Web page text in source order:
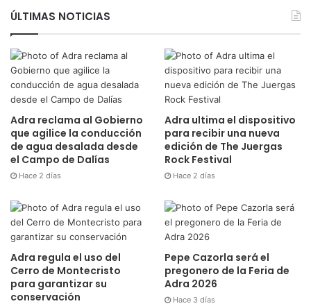
ÚLTIMAS NOTICIAS
Adra reclama al Gobierno
que agilice la conducción
de agua desalada desde
el Campo de Dalías
Hace 2 días
Adra ultima el dispositivo
para recibir una nueva
edición de The Juergas
Rock Festival
Hace 2 días
Adra regula el uso del
Cerro de Montecristo
para garantizar su
conservación
Pepe Cazorla será el
pregonero de la Feria de
Adra 2026
Hace 3 días